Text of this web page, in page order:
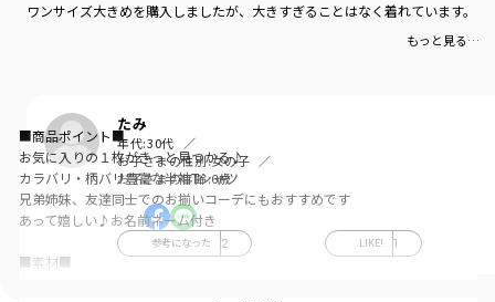
ワンサイズ大きめを購入しましたが、大きすぎることはなく着れています。
もっと見る…
たみ
年代:30代
お子さまの性別:女の子
お子さまの年齢:6歳
参考になった 2 LIKE! 1
■商品ポイント■
お気に入りの１枚がきっと見つかる♪
カラバリ・柄バリ豊富な半袖Tシャツ
兄弟姉妹、友達同士でのお揃いコーデにもおすすめです
あって嬉しい♪お名前ネーム付き
■素材■